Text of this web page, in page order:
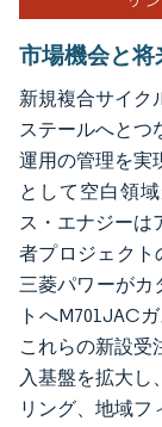
市場機会と将
新規複合サイク
ステールへとつ
運用の管理を実
として空白領
ス・エナジーは
者プロジェクト
三菱パワーがカ
トへM701JAC
これらの新設受
入基盤を拡大し
リング、地域フ